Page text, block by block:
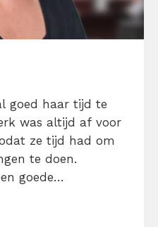
goed haar tijd te
was altijd af voor
ze tijd had om
te doen.
goede
liefde voor